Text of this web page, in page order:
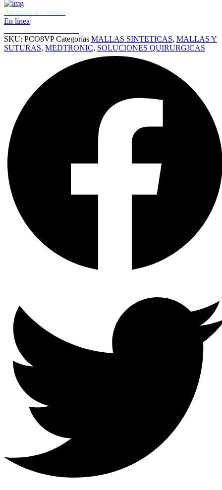
Atención a Clientes
En línea
SKU: PCO8VPCategorías MALLAS SINTETICAS, MALLAS Y
SUTURAS, MEDTRONIC, SOLUCIONES QUIRURGICAS